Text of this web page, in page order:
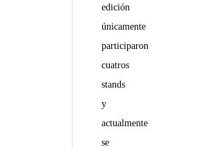
edición
únicamente
participaron
cuatros
stands
y
actualmente
se